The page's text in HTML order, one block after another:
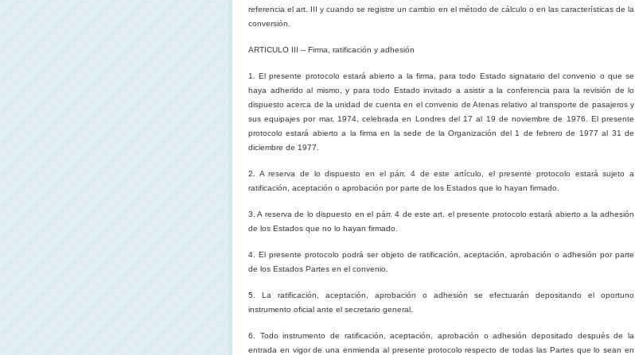
referencia el art. III y cuando se registre un cambio en el método de cálculo o en las características de la
conversión.
ARTICULO III -- Firma, ratificación y adhesión
1. El presente protocolo estará abierto a la firma, para todo Estado signatario del convenio o que se
haya adherido al mismo, y para todo Estado invitado a asistir a la conferencia para la revisión de lo
dispuesto acerca de la unidad de cuenta en el convenio de Atenas relativo al transporte de pasajeros y
sus equipajes por mar, 1974, celebrada en Londres del 17 al 19 de noviembre de 1976. El presente
protocolo estará abierto a la firma en la sede de la Organización del 1 de febrero de 1977 al 31 de
diciembre de 1977.
2. Areserva de lo dispuesto en el párr. 4 de este artículo, el presente protocolo estará sujeto a
ratificación, aceptación o aprobación por parte de los Estados que lo hayan firmado.
3. A reserva de lo dispuesto en el párr. 4 de este art. el presente protocolo estará abierto a la adhesión
de los Estados que no lo hayan firmado.
4. El presente protocolo podrá ser objeto de ratificación, aceptación, aprobación o adhesión por parte
de los Estados Partes en el convenio.
5. La ratificación, aceptación, aprobación o adhesión se efectuarán depositando el oportuno
instrumento oficial ante el secretario general.
6. Todo instrumento de ratificación, aceptación, aprobación o adhesión depositado después de la
entrada en vigor de una enmienda al presente protocolo respecto de todas las Partes que lo sean en